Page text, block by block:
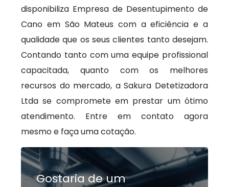
disponibiliza Empresa de Desentupimento de
Cano em São Mateus com a eficiência e a
qualidade que os seus clientes tanto desejam.
Contando tanto com uma equipe profissional
capacitada, quanto com os melhores
recursos do mercado, a Sakura Detetizadora
Ltda se compromete em prestar um ótimo
atendimento. Entre em contato agora
mesmo e faça uma cotação.
Gostaria de um